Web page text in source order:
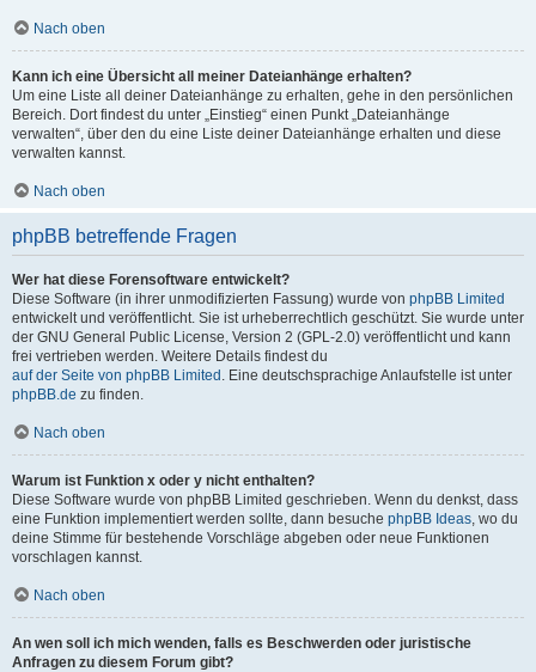
Nach oben
Kann ich eine Übersicht all meiner Dateianhänge erhalten?
Um eine Liste all deiner Dateianhänge zu erhalten, gehe in den persönlichen
Bereich. Dort findest du unter „Einstieg“ einen Punkt „Dateianhänge
verwalten“, über den du eine Liste deiner Dateianhänge erhalten und diese
verwalten kannst.
Nach oben
phpBB betreffende Fragen
Wer hat diese Forensoftware entwickelt?
Diese Software (in ihrer unmodifizierten Fassung) wurde von phpBB Limited
entwickelt und veröffentlicht. Sie ist urheberrechtlich geschützt. Sie wurde unter
der GNU General Public License, Version 2 (GPL-2.0) veröffentlicht und kann
frei vertrieben werden. Weitere Details findest du
auf der Seite von phpBB Limited . Eine deutschsprachige Anlaufstelle ist unter
phpBB.de zu finden.
Nach oben
Warum ist Funktion x oder y nicht enthalten?
Diese Software wurde von phpBB Limited geschrieben. Wenn du denkst, dass
eine Funktion implementiert werden sollte, dann besuche phpBB Ideas, wo du
deine Stimme für bestehende Vorschläge abgeben oder neue Funktionen
vorschlagen kannst.
Nach oben
An wen soll ich mich wenden, falls es Beschwerden oder juristische
Anfragen zu diesem Forum gibt?